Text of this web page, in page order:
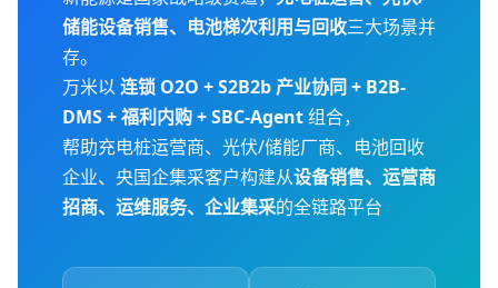
储能设备销售、电池梯次利用与回收三大场景并
存。
万米以 连锁 O2O + S2B2b 产业协同 + B2B-
DMS + 福利内购 + SBC-Agent组合，
帮助充电桩运营商、光伏/储能厂商、电池回收
企业、央国企集采客户构建从设备销售、运营商
招商、运维服务、企业集采的全链路平台